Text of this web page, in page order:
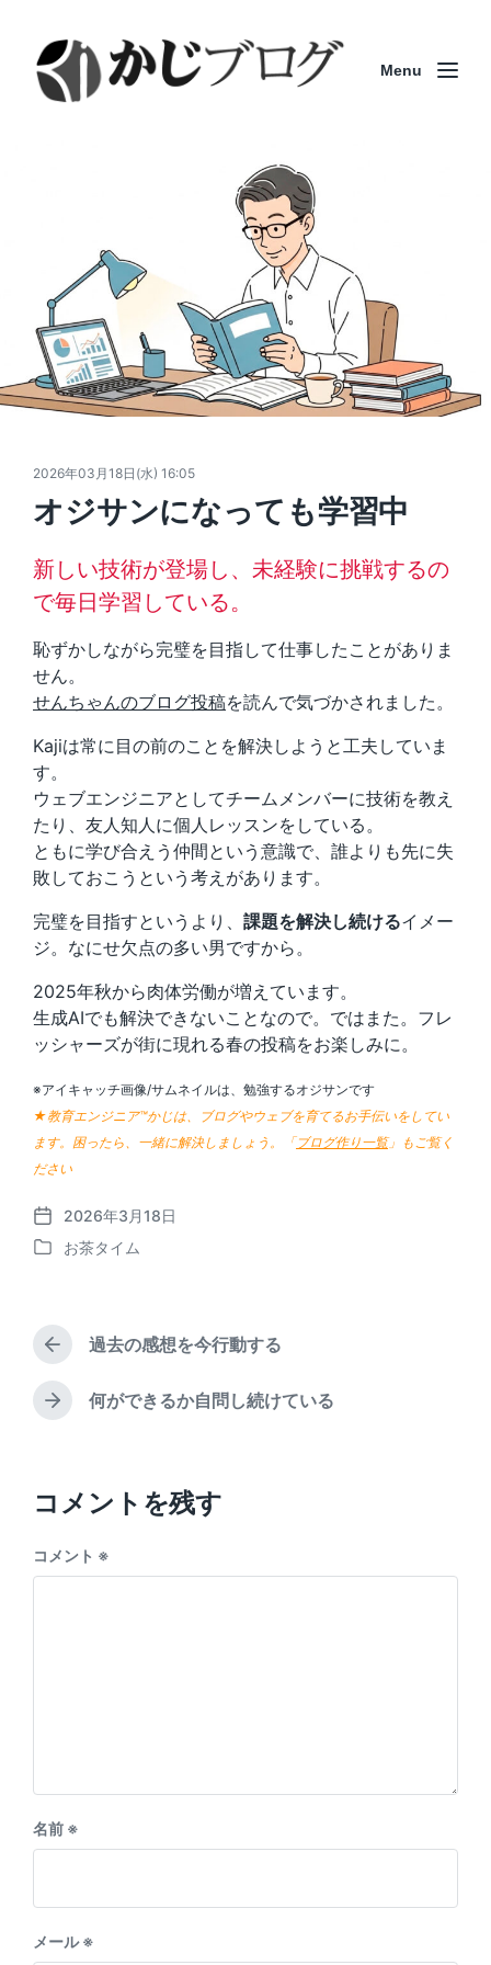
Menu
2026年03月18日(水) 16:05
オジサンになっても学習中
新しい技術が登場し、未経験に挑戦するの
で毎日学習している。
恥ずかしながら完璧を目指して仕事したことがありま
せん。
せんちゃんのブログ投稿を読んで気づかされました。
Kajiは常に目の前のことを解決しようと工夫していま
す。
ウェブエンジニアとしてチームメンバーに技術を教え
たり、友人知人に個人レッスンをしている。
ともに学び合えう仲間という意識で、誰よりも先に失
敗しておこうという考えがあります。
完璧を目指すというより、 課題を解決し続けるイメー
ジ。なにせ欠点の多い男ですから。
2025年秋から肉体労働が増えています。
生成AIでも解決できないことなので。ではまた。フレ
ッシャーズが街に現れる春の投稿をお楽しみに。
※アイキャッチ画像/サムネイルは、勉強するオジサンです
★教育エンジニア™かじは、ブログやウェブを育てるお手伝いをしてい
ます。困ったら、一緒に解決しましょう。「ブログ作り一覧」もご覧く
ださい
P
o
a
e
2026年3月18日
P
e
i
n
お茶タイム
P
r
e
v
s
o
s
過去の感想を今行動する
N
p
o
t
何ができるか自問し続けている
コメントを残す
コメント ※
名前 ※
メール※